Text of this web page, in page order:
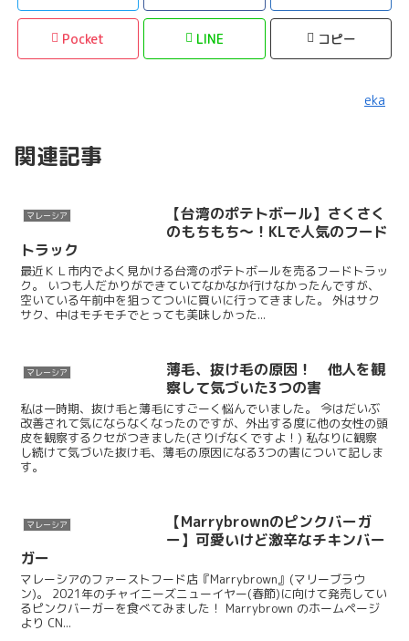
Pocket LINE コピー
eka
関連記事
マレーシア
【台湾のポテトボール】さくさく
のもちもち～！KLで人気のフード
トラック
最近ＫＬ市内でよく見かける台湾のポテトボールを売るフードトラッ
ク。 いつも人だかりができていてなかなか行けなかったんですが、
空いている午前中を狙ってついに買いに行ってきました。 外はサク
サク、中はモチモチでとっても美味しかった...
マレーシア
薄毛、抜け毛の原因！ 他人を観
察して気づいた3つの害
私は一時期、抜け毛と薄毛にすごーく悩んでいました。 今はだいぶ
改善されて気にならなくなったのですが、外出する度に他の女性の頭
皮を観察するクセがつきました(さりげなくですよ！) 私なりに観察
し続けて気づいた抜け毛、薄毛の原因になる3つの害について記しま
す。
マレーシア
【Marrybrownのピンクバーガ
ー】可愛いけど激辛なチキンバー
ガー
マレーシアのファーストフード店『Marrybrown』(マリーブラウ
ン)。 2021年のチャイニーズニューイヤー(春節)に向けて発売してい
るピンクバーガーを食べてみました！ Marrybrown のホームページ
より CN...